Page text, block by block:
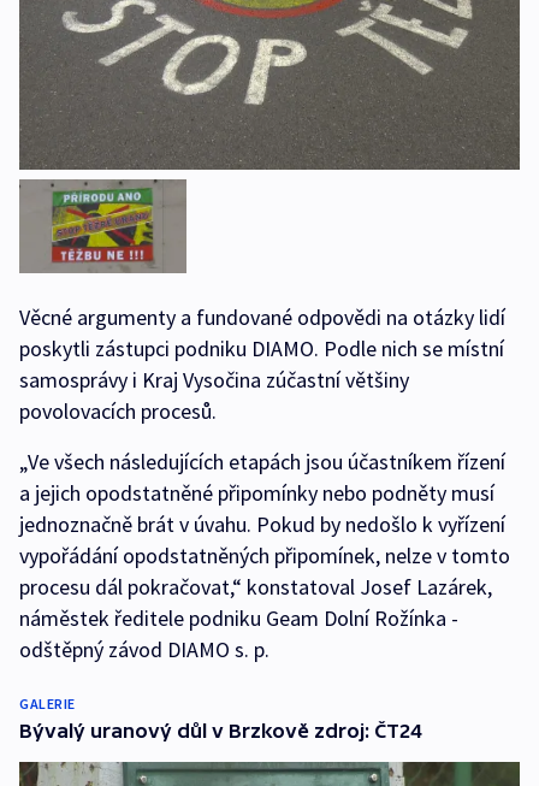
Věcné argumenty a fundované odpovědi na otázky lidí
poskytli zástupci podniku DIAMO. Podle nich se místní
samosprávy i Kraj Vysočina zúčastní většiny
povolovacích procesů.
„Ve všech následujících etapách jsou účastníkem řízení
a jejich opodstatněné připomínky nebo podněty musí
jednoznačně brát v úvahu. Pokud by nedošlo k vyřízení
vypořádání opodstatněných připomínek, nelze v tomto
procesu dál pokračovat,“ konstatoval Josef Lazárek,
náměstek ředitele podniku Geam Dolní Rožínka -
odštěpný závod DIAMO s. p.
GALERIE
Bývalý uranový důl v Brzkově zdroj: ČT24